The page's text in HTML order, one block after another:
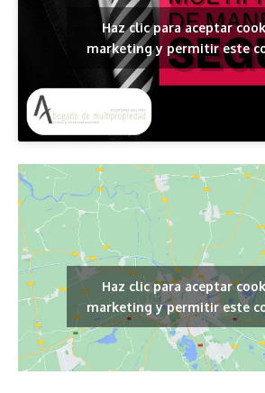
Haz clic para aceptar
marketing y permitir este
Haz clic para aceptar
marketing y permitir este